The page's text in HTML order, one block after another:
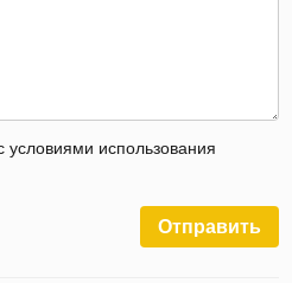
условиями использования
Отправить